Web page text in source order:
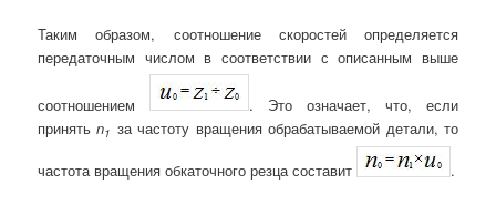
Таким образом, соотношение скоростей определяется
передаточным числом в соответствии с описанным выше
соотношением
. Это означает, что, если
принятьn1 за частоту вращения обрабатываемой детали, то
частота вращения обкаточного резца составит .